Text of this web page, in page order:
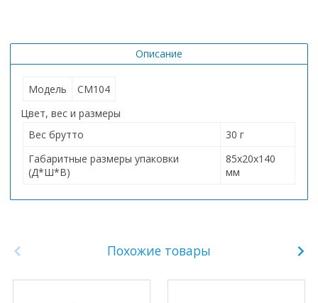
Описание
Модель
CM104
Цвет, вес и размеры
Вес брутто
30 г
Габаритные размеры упаковки
(Д*Ш*В)
85х20х140
мм
Похожие товары